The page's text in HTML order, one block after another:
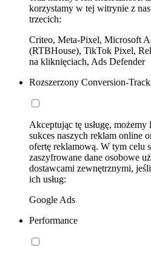
korzystamy w tej witrynie z
trzecich:
Criteo, Meta-Pixel, Microsoft
(RTBHouse), TikTok Pixel,
na kliknięciach, Ads Defender
Rozszerzony Conversion-
Akceptując tę usługę,
sukces naszych reklam online
ofertę reklamową. W tym celu
zaszyfrowane dane osobowe
dostawcami zewnętrznymi,
ich usług:
Google Ads
Performance